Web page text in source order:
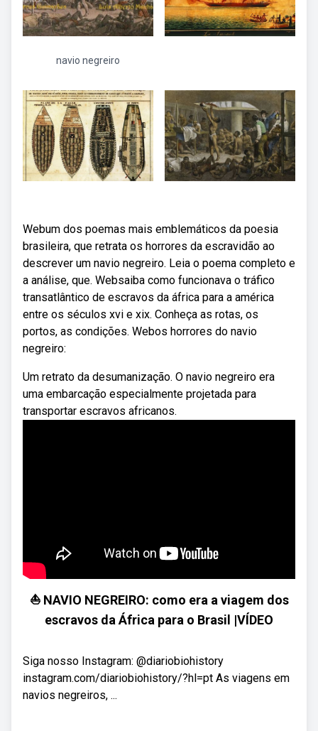
navio negreiro
Webum dos poemas mais emblemáticos da poesia
brasileira, que retrata os horrores da escravidão ao
descrever um navio negreiro. Leia o poema completo e
a análise, que. Websaiba como funcionava o tráfico
transatlântico de escravos da áfrica para a américa
entre os séculos xvi e xix. Conheça as rotas, os
portos, as condições. Webos horrores do navio
negreiro:
Um retrato da desumanização. O navio negreiro era
uma embarcação especialmente projetada para
transportar escravos africanos.
⛵ NAVIO NEGREIRO: como era a viagem dos
escravos da África para o Brasil |VÍDEO
Siga nosso Instagram: @diariobiohistory
instagram.com/diariobiohistory/?hl=pt As viagens em
navios negreiros, ...